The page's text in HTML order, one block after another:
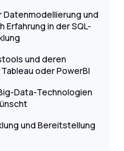
und
in der SQL-
und deren
oder PowerBI
Data-Technologien
und Bereitstellung